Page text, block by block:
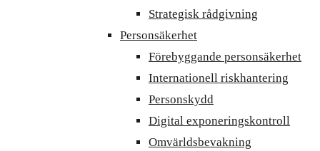
Strategisk rådgivning
Personsäkerhet
Förebyggande personsäkerhet
Internationell riskhantering
Personskydd
Digital exponeringskontroll
Omvärldsbevakning